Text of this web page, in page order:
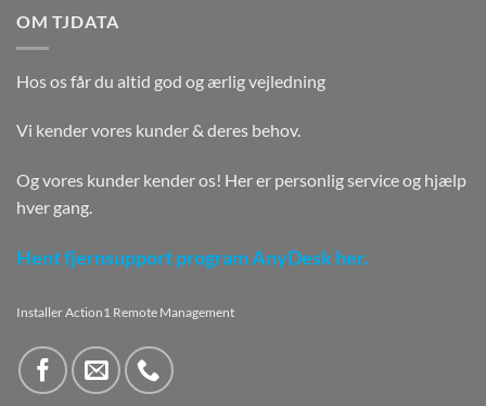
OM TJDATA
Hos os får du altid god og ærlig vejledning
Vi kender vores kunder & deres behov.
Og vores kunder kender os! Her er personlig service og hjælp
hver gang.
Hent fjernsupport program AnyDesk her.
Installer Action1 Remote Management